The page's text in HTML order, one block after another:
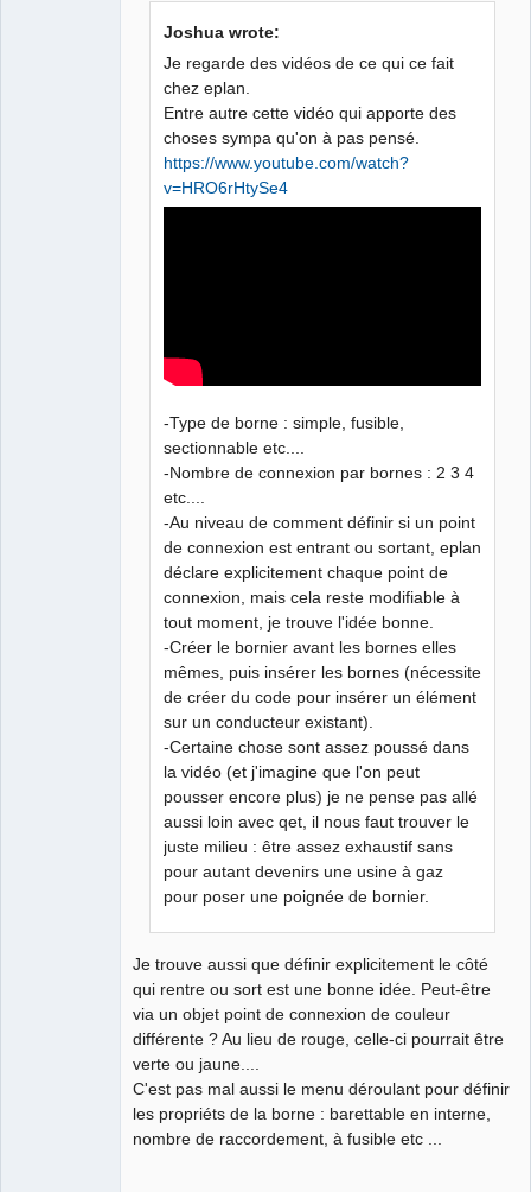
Joshua wrote:
Je regarde des vidéos de ce qui ce fait
chez eplan.
Entre autre cette vidéo qui apporte des
choses sympa qu'on à pas pensé.
https://www.youtube.com/watch?
v=HRO6rHtySe4
-Type de borne : simple, fusible,
sectionnable etc....
-Nombre de connexion par bornes : 2 3 4
etc....
-Au niveau de comment définir si un point
de connexion est entrant ou sortant, eplan
déclare explicitement chaque point de
connexion, mais cela reste modifiable à
tout moment, je trouve l'idée bonne.
-Créer le bornier avant les bornes elles
mêmes, puis insérer les bornes (nécessite
de créer du code pour insérer un élément
sur un conducteur existant).
-Certaine chose sont assez poussé dans
la vidéo (et j'imagine que l'on peut
pousser encore plus) je ne pense pas allé
aussi loin avec qet, il nous faut trouver le
juste milieu : être assez exhaustif sans
pour autant devenirs une usine à gaz
pour poser une poignée de bornier.
Je trouve aussi que définir explicitement le côté
qui rentre ou sort est une bonne idée. Peut-être
via un objet point de connexion de couleur
différente ? Au lieu de rouge, celle-ci pourrait être
verte ou jaune....
C'est pas mal aussi le menu déroulant pour définir
les propriéts de la borne : barettable en interne,
nombre de raccordement, à fusible etc ...